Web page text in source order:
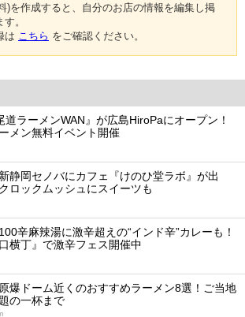
)を作成すると、自分のお店の情報を編集し掲
。
は こちら をご確認ください。
道ラーメンWAN』が広島HiroPaにオープン！
メン無料イベント開催
静岡セノバにカフェ『けのひ堂ラボ』が出
ロックムッシュにスイーツも
辛麻辣湯に激辛超えの“インド辛”カレーも！
口横丁』で激辛フェス開催中
原爆ドーム近くのおすすめラーメン8選！ご当地
の一杯まで